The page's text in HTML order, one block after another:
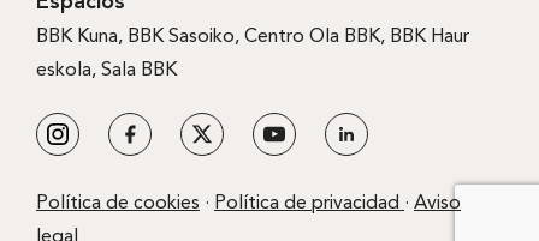
BBK Kuna, BBK Sasoiko, Centro Ola BBK, BBK Haur
eskola, Sala BBK
Política de cookies · Política de privacidad · Aviso